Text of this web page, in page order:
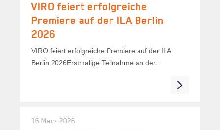
VIRO feiert erfolgreiche
Premiere auf der ILA Berlin
2026
VIRO feiert erfolgreiche Premiere auf der ILA
Berlin 2026Erstmalige Teilnahme an der...
16 März 2026